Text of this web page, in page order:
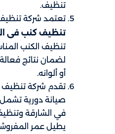
تنظيف.
تعتمد شركة تنظيف
تنظيف كنب فى
تنظيف الكنب
لضمان نتائج
أو ألوانه.
تقدم شركة تنظيف
صيانة دورية تشمل
في الشارقة وتنظيف
يطيل عمر